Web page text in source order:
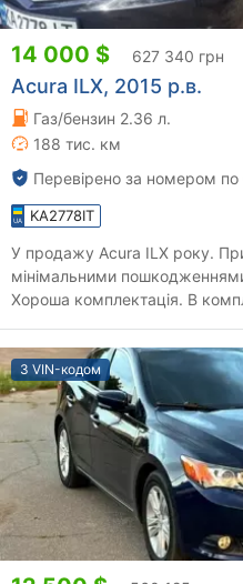
14 000 $ 627 340 грн
Acura ILX, 2015 р.в.
Газ/бензин 2.36 л.
188 тис. км
Перевірено за номером по
KA2778IT
У продажу Acura ILX року.
мінімальними
Хороша комплектація. В
З VIN-кодом